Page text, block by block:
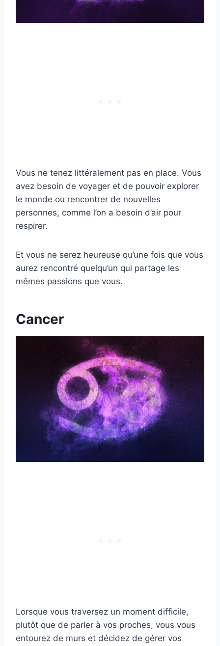
Vous ne tenez littéralement pas en place. Vous
avez besoin de voyager et de pouvoir explorer
le monde ou rencontrer de nouvelles
personnes, comme l’on a besoin d’air pour
respirer.
Et vous ne serez heureuse qu’une fois que vous
aurez rencontré quelqu’un qui partage les
mêmes passions que vous.
Cancer
Lorsque vous traversez un moment difficile,
plutôt que de parler à vos proches, vous vous
entourez de murs et décidez de gérer vos